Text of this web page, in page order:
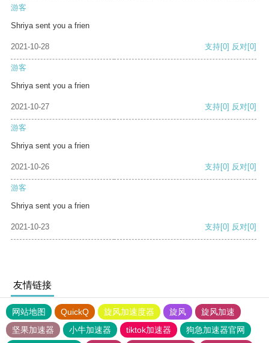
游客
Shriya sent you a frien
2021-10-28 支持[0] 反对[0]
游客
Shriya sent you a frien
2021-10-27 支持[0] 反对[0]
游客
Shriya sent you a frien
2021-10-26 支持[0] 反对[0]
游客
Shriya sent you a frien
2021-10-23 支持[0] 反对[0]
友情链接
网站地图 QuickQ 旋风加速度器 旋风
旋风加速
坚果加速器
小牛加速器 tiktok加速器 狗急加速器官网